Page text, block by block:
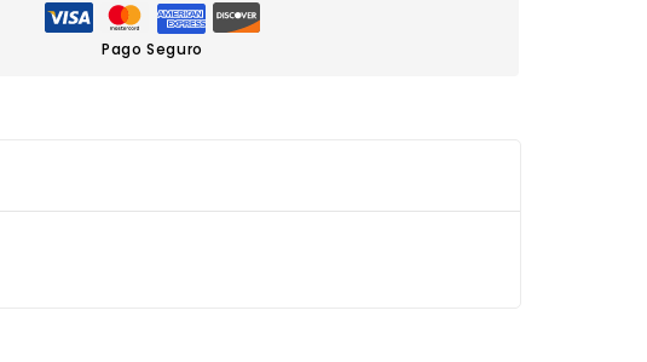
Pago Seguro